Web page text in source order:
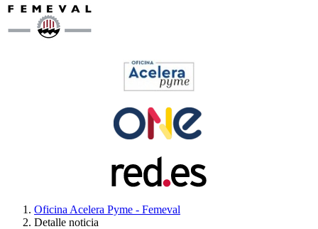
Oficina Acelera Pyme - Femeval
Detalle noticia